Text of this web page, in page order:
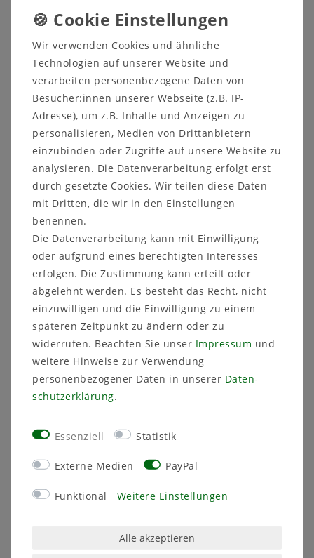
Technische Daten
DN - Deckennagel
∅ Dübel : 6 mm
max. Befestigungsstärke: 4,5 mm
min. Bohrtiefe : 40 mm
Anzahl Dübel : 100 Stück
Eignung
geeignet für Beton
Zur Befestigung von: Kanthölzern, Leisten,
Metallprofilen, Drahtabhängungen, Ketten,
Seilen, Lochbändern, Lüftungsleitungen,
Unterkonstruktionen aus Holz und Metall,
Deckenbekleidungen
Eigenschaften
geringer Bohraufwand und leichtes
Wir verwenden Cookies und ähnliche
Technologien auf unserer Website und
verarbeiten personenbezogene Daten von
Besucher:innen unserer Webseite (z.B. IP-
Adresse), um z.B. Inhalte und Anzeigen zu
personalisieren, Medien von Drittanbietern
einzubinden oder Zugriffe auf unsere Website zu
analysieren. Die Datenverarbeitung erfolgt erst
durch gesetzte Cookies. Wir teilen diese Daten
mit Dritten, die wir in den Einstellungen
benennen.
Die Datenverarbeitung kann mit Einwilligung
oder aufgrund eines berechtigten Interesses
erfolgen. Die Zustimmung kann erteilt oder
abgelehnt werden. Es besteht das Recht, nicht
einzuwilligen und die Einwilligung zu einem
späteren Zeitpunkt zu ändern oder zu
widerrufen. Beachten Sie unser Impressum und
weitere Hinweise zur Verwendung
personenbezogener Daten in unserer Daten­
schutz­erklärung.
Essenziell Statistik
Externe Medien PayPal
Funktional Weitere Einstellungen
Alle akzeptieren